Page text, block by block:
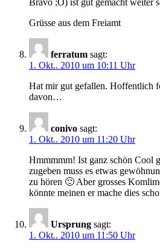
Bravo ;O) ist gut gemacht weiter
Grüsse aus dem Freiamt
ferratum sagt:
1. Okt.. 2010 um 10:11 Uhr
Hat mir gut gefallen. Hoffentlich
davon…
conivo sagt:
1. Okt.. 2010 um 11:20 Uhr
Hmmmmm! Ist ganz schön Cool
zugeben muss es etwas
zu hören 🙂 Aber grosses
könnte meinen er mache dies
Ursprung sagt:
1. Okt.. 2010 um 11:50 Uhr